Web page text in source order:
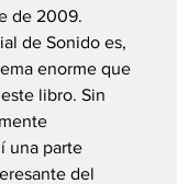
de 2009.
de Sonido es,
enorme que
libro. Sin
una parte
del